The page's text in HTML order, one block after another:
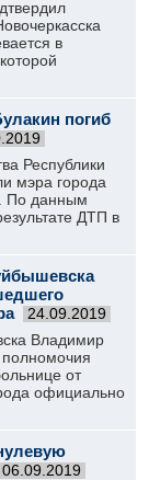
в
погиб
Республики
мэра города
По данным
ДТП в
24.09.2019
Владимир
от
официально
06.09.2019